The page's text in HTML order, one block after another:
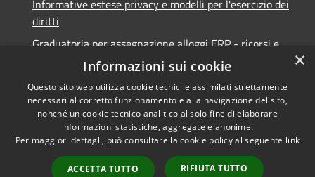
Informative estese privacy e modelli per l'esercizio dei
diritti
Graduatoria per assegnazione alloggi ERP - ricorsi e
Accessibilità
Copyright © 2026 • Comune di
Ancona • Powered by
Municipium•
Accesso
×
Informazioni sui cookie
Questo sito web utilizza cookie tecnici e assimilati strettamente
necessari al corretto funzionamento e alla navigazione del sito,
nonché un cookie tecnico analitico al solo fine di elaborare
informazioni statistiche, aggregate e anonime.
Per maggiori dettagli, può consultare la cookie policy al seguente link
ACCETTA TUTTO RIFIUTA TUTTO